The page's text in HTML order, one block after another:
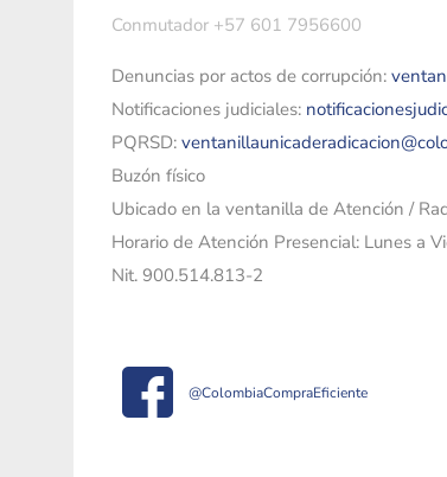
Conmutador +57 601 7956600
Denuncias por actos de corrupción:
Notificaciones judiciales:
PQRSD:
Buzón físico
Ubicado en la ventanilla de Atención /
Horario de Atención Presencial: Lunes a
Nit. 900.514.813-2
@ColombiaCompraEficiente